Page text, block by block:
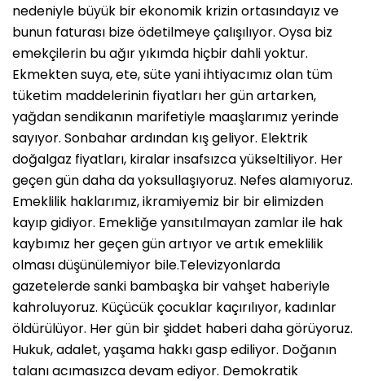
nedeniyle büyük bir ekonomik krizin ortasındayız ve
bunun faturası bize ödetilmeye çalışılıyor. Oysa biz
emekçilerin bu ağır yıkımda hiçbir dahli yoktur.
Ekmekten suya, ete, süte yani ihtiyacımız olan tüm
tüketim maddelerinin fiyatları her gün artarken,
yağdan sendikanın marifetiyle maaşlarımız yerinde
sayıyor. Sonbahar ardından kış geliyor. Elektrik
doğalgaz fiyatları, kiralar insafsızca yükseltiliyor. Her
geçen gün daha da yoksullaşıyoruz. Nefes alamıyoruz.
Emeklilik haklarımız, ikramiyemiz bir bir elimizden
kayıp gidiyor. Emekliğe yansıtılmayan zamlar ile hak
kaybımız her geçen gün artıyor ve artık emeklilik
olması düşünülemiyor bile.Televizyonlarda
gazetelerde sanki bambaşka bir vahşet haberiyle
kahroluyoruz. Küçücük çocuklar kaçırılıyor, kadınlar
öldürülüyor. Her gün bir şiddet haberi daha görüyoruz.
Hukuk, adalet, yaşama hakkı gasp ediliyor. Doğanın
talanı acımasızca devam ediyor. Demokratik